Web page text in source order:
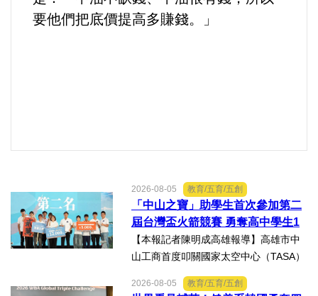
要他們把底價提高多賺錢。」
2026-08-05 教育/五育/五創
「中山之寶」助學生首次參加第二
屆台灣盃火箭競賽 勇奪高中學生1
K組亞軍
【本報記者陳明成高雄報導】高雄市中
山工商首度叩關國家太空中心（TASA）
主辦的「2026第二屆台灣盃火箭競賽，
一路過關斬將，順利完成火箭發射，並
2026-08-05 教育/五育/五創